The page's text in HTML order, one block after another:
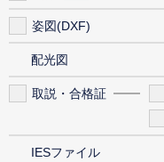
姿図(DXF)
配光図
取説・合格証
IESファイル